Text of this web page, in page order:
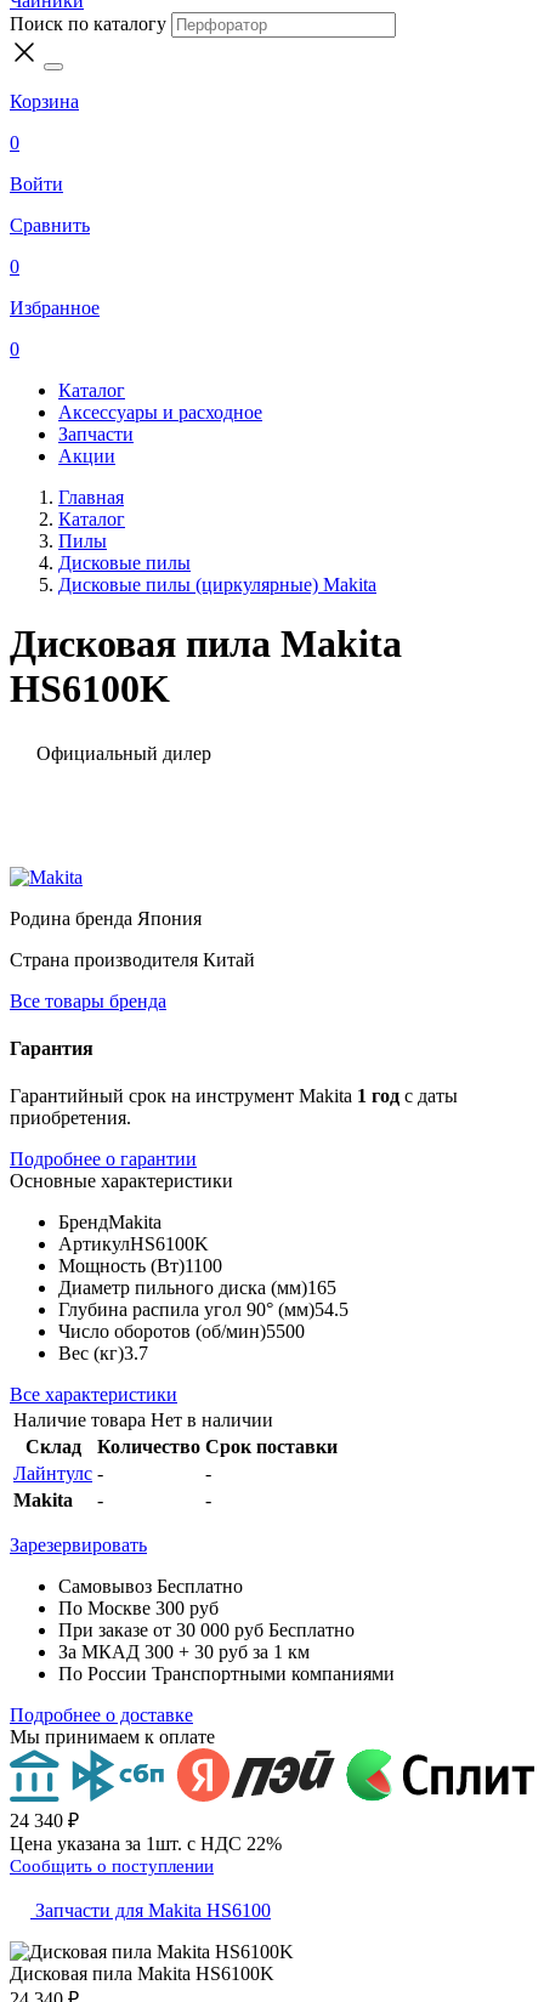
Поиск по каталогу
Корзина
0
Войти
Сравнить
0
Избранное
0
Каталог
Аксессуары и расходное
Запчасти
Акции
Главная
Каталог
Пилы
Дисковые пилы
Дисковые пилы (циркулярные) Makita
Дисковая пила Makita
HS6100K
Официальный дилер
Родина бренда Япония
Страна производителя Китай
Все товары бренда
Гарантия
Гарантийный срок на инструмент Makita 1 год с даты
приобретения.
Подробнее о гарантии
Основные характеристики
БрендMakita
АртикулHS6100K
Мощность (Вт)1100
Диаметр пильного диска (мм)165
Глубина распила угол 90° (мм)54.5
Число оборотов (об/мин)5500
Вес (кг)3.7
Все характеристики
Наличие товара Нет в наличии
Склад
Количество Срок поставки
Лайнтулс -
-
Makita
- -
Зарезервировать
Самовывоз Бесплатно
По Москве 300 руб
При заказе от 30 000 руб Бесплатно
За МКАД 300 + 30 руб за 1 км
По России Транспортными компаниями
Подробнее о доставке
Мы принимаем к оплате
24 340 ₽
Цена указана за 1шт. с НДС 22%
Сообщить о поступлении
Запчасти для Makita HS6100
Дисковая пила Makita HS6100K